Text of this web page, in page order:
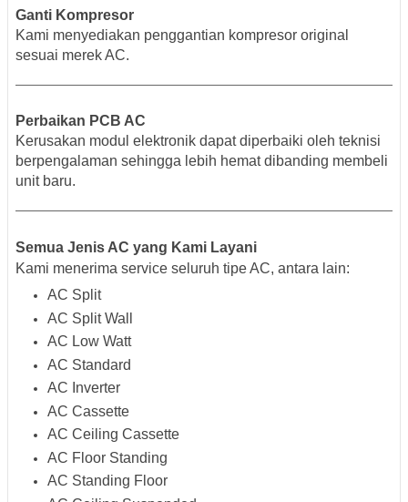
Ganti Kompresor
Kami menyediakan penggantian kompresor original
sesuai merek AC.
Perbaikan PCB AC
Kerusakan modul elektronik dapat diperbaiki oleh teknisi
berpengalaman sehingga lebih hemat dibanding membeli
unit baru.
Semua Jenis AC yang Kami Layani
Kami menerima service seluruh tipe AC, antara lain:
AC Split
AC Split Wall
AC Low Watt
AC Standard
AC Inverter
AC Cassette
AC Ceiling Cassette
AC Floor Standing
AC Standing Floor